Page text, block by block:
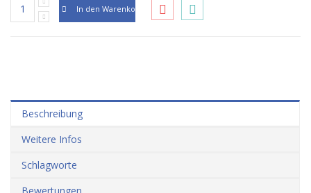
In den Warenkorb
Beschreibung
Weitere Infos
Schlagworte
Bewertungen